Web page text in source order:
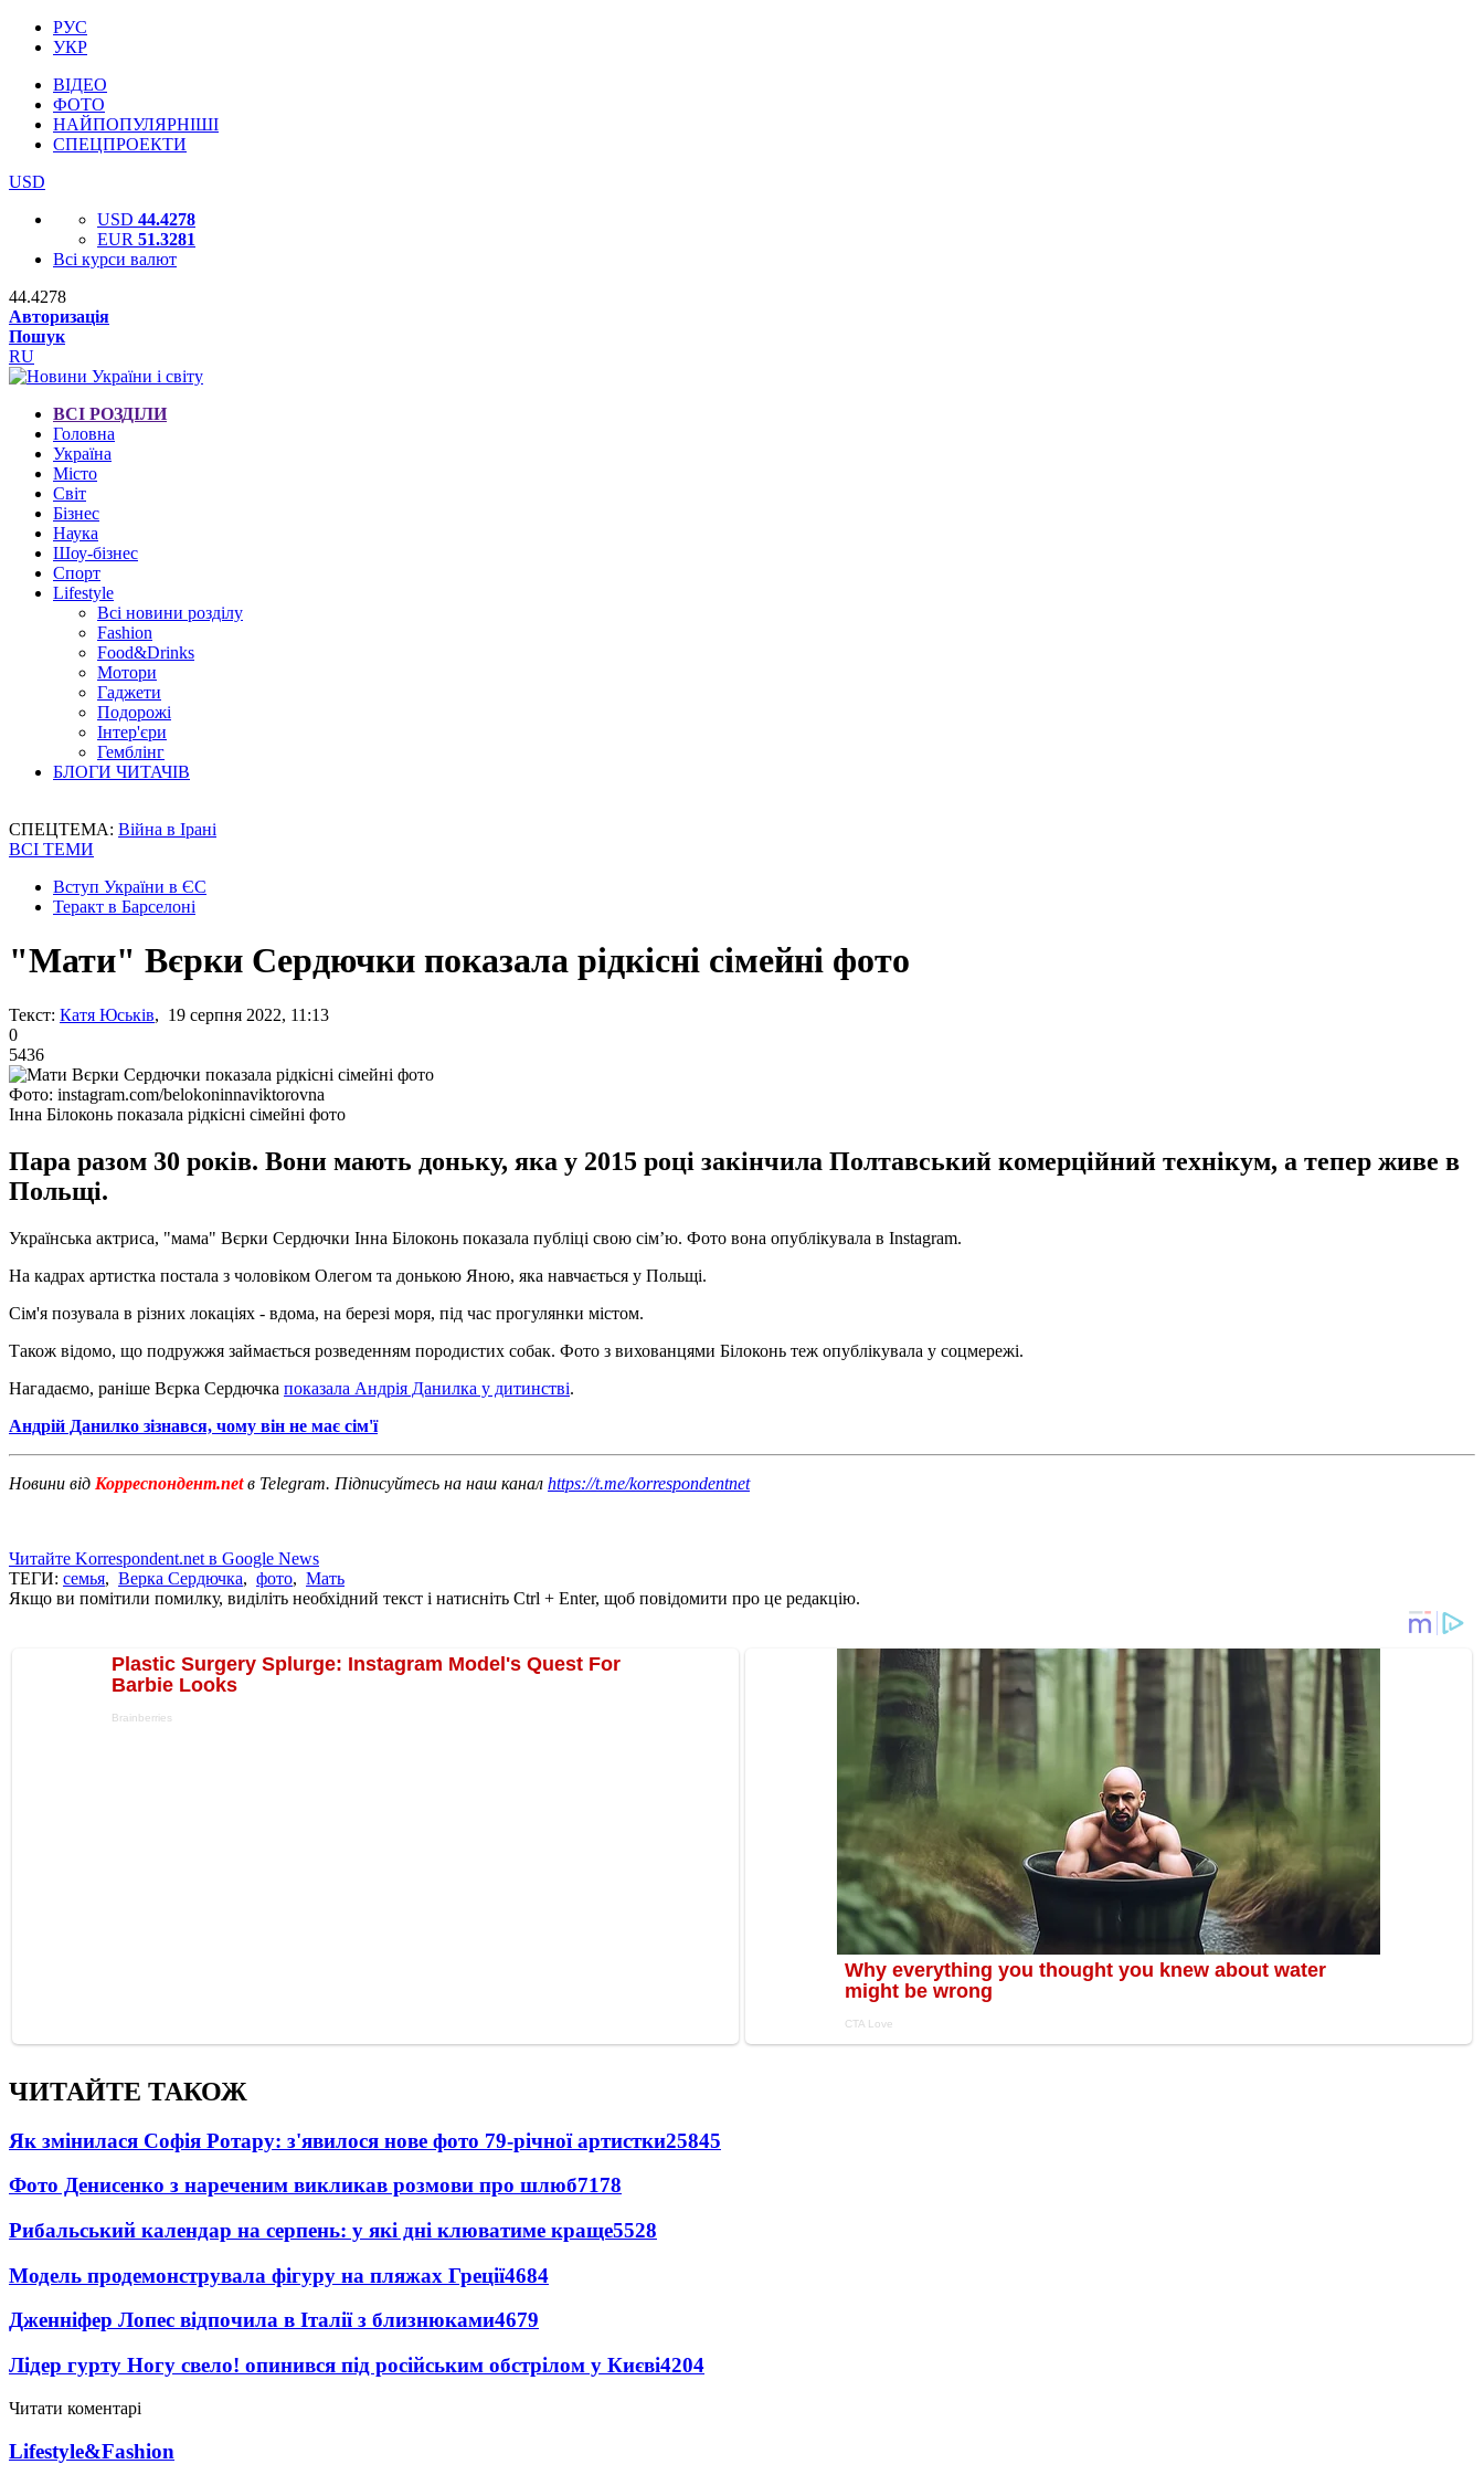
РУС
УКР
ВІДЕО
ФОТО
НАЙПОПУЛЯРНІШІ
СПЕЦПРОЕКТИ
USD
USD 44.4278
EUR 51.3281
Всі курси валют
44.4278
Авторизація
Пошук
RU
ВСІ РОЗДІЛИ
Головна
Україна
Місто
Світ
Бізнес
Наука
Шоу-бізнес
Спорт
Lifestyle
Всі новини розділу
Fashion
Food&Drinks
Мотори
Гаджети
Подорожі
Інтер'єри
Гемблінг
БЛОГИ ЧИТАЧІВ
СПЕЦТЕМА: Війна в Ірані
ВСІ ТЕМИ
Вступ України в ЄС
Теракт в Барселоні
"Мати" Вєрки Сердючки показала рідкісні сімейні фото
Текст: Катя Юськів, 19 серпня 2022, 11:13
0
5436
Фото: instagram.com/belokoninnaviktorovnа
Інна Білоконь показала рідкісні сімейні фото
Пара разом 30 років. Вони мають доньку, яка у 2015 році закінчила Полтавський комерційний технікум, а тепер живе в
Польщі.
Українська актриса, "мама" Вєрки Сердючки Інна Білоконь показала публіці свою сім’ю. Фото вона опублікувала в Instagram.
На кадрах артистка постала з чоловіком Олегом та донькою Яною, яка навчається у Польщі.
Сім'я позувала в різних локаціях - вдома, на березі моря, під час прогулянки містом.
Також відомо, що подружжя займається розведенням породистих собак. Фото з вихованцями Білоконь теж опублікувала у соцмережі.
Нагадаємо, раніше Вєрка Сердючка показала Андрія Данилка у дитинстві.
Андрій Данилко зізнався, чому він не має сім'ї
Новини від Корреспондент.netв Telegram. Підписуйтесь на наш канал https://t.me/korrespondentnet
Читайте Korrespondent.net в Google News
ТЕГИ: семья, Верка Сердючка, фото, Мать
Якщо ви помітили помилку, виділіть необхідний текст і натисніть Ctrl + Enter, щоб повідомити про це редакцію.
ЧИТАЙТЕ ТАКОЖ
Як змінилася Софія Ротару: з'явилося нове фото 79-річної артистки25845
Фото Денисенко з нареченим викликав розмови про шлюб7178
Рибальський календар на серпень: у які дні клюватиме краще5528
Модель продемонструвала фігуру на пляжах Греції4684
Дженніфер Лопес відпочила в Італії з близнюками4679
Лідер гурту Ногу свело! опинився під російським обстрілом у Києві4204
Читати коментарі
Lifestyle&Fashion